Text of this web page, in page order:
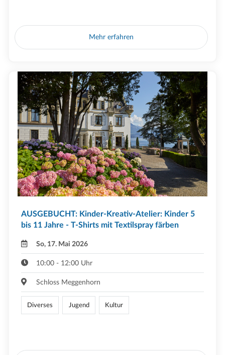
Mehr erfahren
AUSGEBUCHT: Kinder-Kreativ-Atelier: Kinder 5
bis 11 Jahre - T-Shirts mit Textilspray färben
So, 17. Mai 2026
10:00 - 12:00 Uhr
Schloss Meggenhorn
Diverses Jugend Kultur